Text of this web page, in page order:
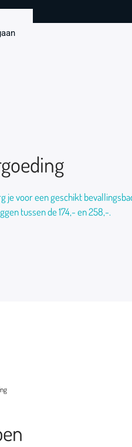
je voor een geschikt
tussen de 174,- en 258,-.